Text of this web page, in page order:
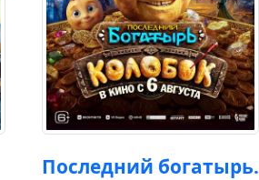
Последний богатырь.